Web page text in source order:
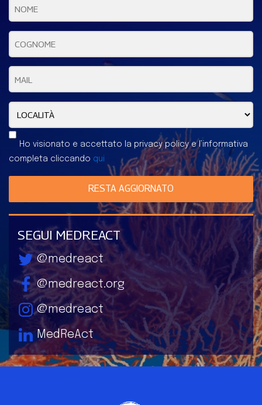
Ho visionato e accettato la privacy policy e l’informativa
completa cliccando qui
RESTA AGGIORNATO
SEGUI MEDREACT
@medreact
@medreact.org
@medreact
MedReAct